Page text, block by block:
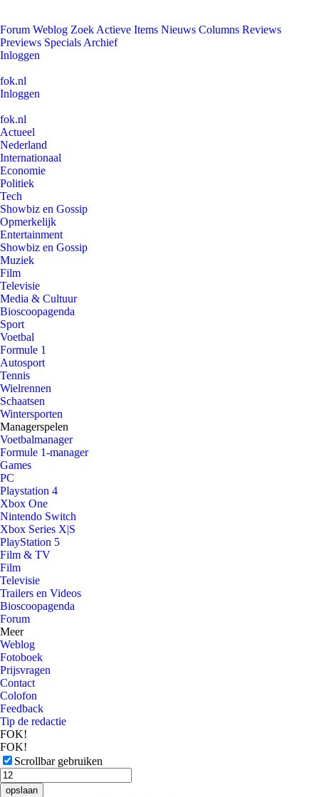
Forum Weblog Zoek Actieve Items Nieuws Columns Reviews
Previews Specials Archief
Inloggen
fok.nl
Inloggen
fok.nl
Actueel
Nederland
Internationaal
Economie
Politiek
Tech
Showbiz en Gossip
Opmerkelijk
Entertainment
Showbiz en Gossip
Muziek
Film
Televisie
Media & Cultuur
Bioscoopagenda
Sport
Voetbal
Formule 1
Autosport
Tennis
Wielrennen
Schaatsen
Wintersporten
Managerspelen
Voetbalmanager
Formule 1-manager
Games
PC
Playstation 4
Xbox One
Nintendo Switch
Xbox Series X|S
PlayStation 5
Film & TV
Film
Televisie
Trailers en Videos
Bioscoopagenda
Forum
Meer
Weblog
Fotoboek
Prijsvragen
Contact
Colofon
Feedback
Tip de redactie
FOK!
FOK!
Scrollbar gebruiken
opslaan